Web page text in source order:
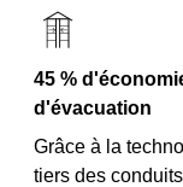
45 %
d'évacuation
Grâce à la
tiers des